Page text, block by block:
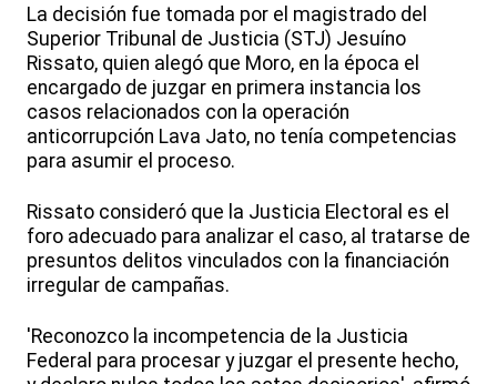
La decisión fue tomada por el magistrado del
Superior Tribunal de Justicia (STJ) Jesuíno
Rissato, quien alegó que Moro, en la época el
encargado de juzgar en primera instancia los
casos relacionados con la operación
anticorrupción Lava Jato, no tenía competencias
para asumir el proceso.
Rissato consideró que la Justicia Electoral es el
foro adecuado para analizar el caso, al tratarse de
presuntos delitos vinculados con la financiación
irregular de campañas.
'Reconozco la incompetencia de la Justicia
Federal para procesar y juzgar el presente hecho,